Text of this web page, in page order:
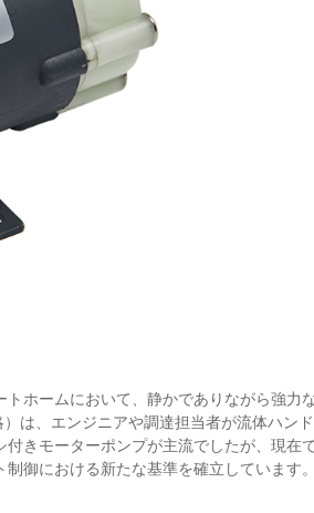
ホームにおいて、静かでありながら強力
）は、エンジニアや調達担当者が流体ハン
きモーターポンプが主流でしたが、現在
御における新たな基準を確立しています。